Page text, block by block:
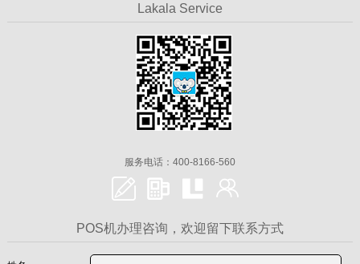
Lakala Service
服务电话：400-8166-560
POS机办理咨询，欢迎留下联系方式